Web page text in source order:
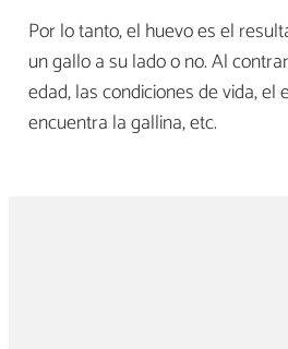
Por lo tanto, el huevo es el
un gallo a su lado o no. Al
edad, las condiciones de vida,
encuentra la gallina, etc.